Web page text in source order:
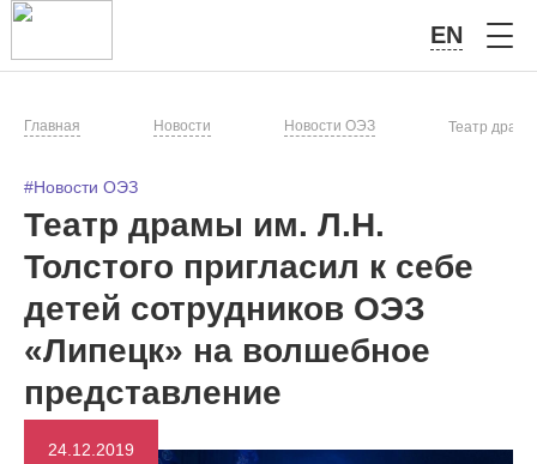
EN
Главная Новости Новости ОЭЗ Театр
#Новости ОЭЗ
Театр драмы им. Л.Н.
Толстого пригласил к себе
детей сотрудников ОЭЗ
«Липецк» на волшебное
представление
24.12.2019